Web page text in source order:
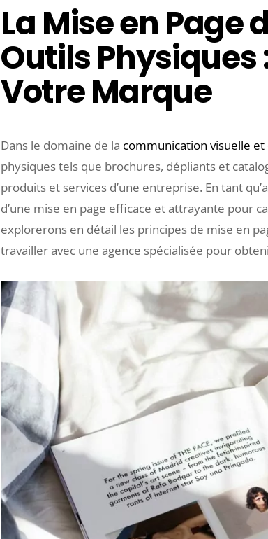
La Mise en Page
Outils Physiques
Votre Marque
Dans le domaine de la communication visuelle
physiques tels que brochures, dépliants et
produits et services d’une entreprise. En tant
d’une mise en page efficace et attrayante pour
explorerons en détail les principes de mise en
travailler avec une agence spécialisée pour